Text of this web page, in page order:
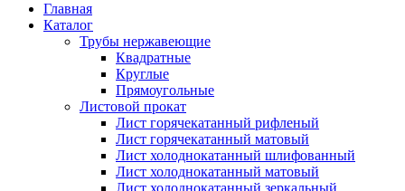
Главная
Каталог
Трубы нержавеющие
Квадратные
Круглые
Прямоугольные
Листовой прокат
Лист горячекатанный рифленый
Лист горячекатанный матовый
Лист холоднокатанный шлифованный
Лист холоднокатанный матовый